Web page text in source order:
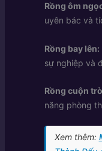
Rồng ôm
uyên bác và
Rồng bay lên:
sự nghiệp và
Rồng cuộn
năng phòng
Xem thêm: